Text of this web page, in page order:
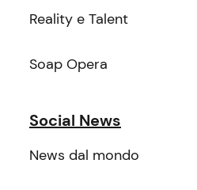
Reality e Talent
Soap Opera
Social News
News dal mondo